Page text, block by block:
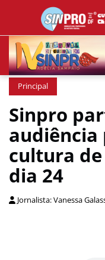
Principal
Sinpro
audiência
cultura de
dia 24
Jornalista: Vanessa